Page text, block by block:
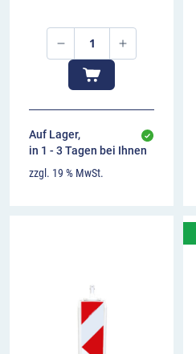
Auf Lager,
in 1 - 3 Tagen bei Ihnen
zzgl. 19 % MwSt.